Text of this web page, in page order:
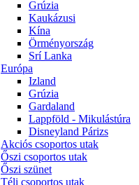
Grúzia
Kaukázusi
Kína
Örményország
Srí Lanka
Európa
Izland
Grúzia
Gardaland
Lappföld - Mikulástúra
Disneyland Párizs
Akciós csoportos utak
Őszi csoportos utak
Őszi szünet
Téli csoportos utak